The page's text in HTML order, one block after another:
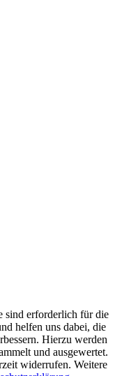
sind erforderlich für die
helfen uns dabei, die
Hierzu werden
und ausgewertet.
widerrufen. Weitere